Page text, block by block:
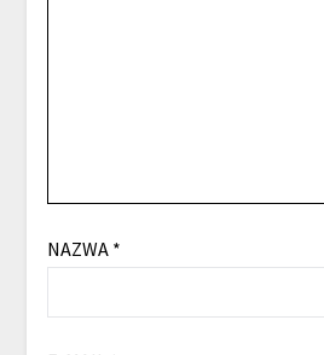
NAZWA *